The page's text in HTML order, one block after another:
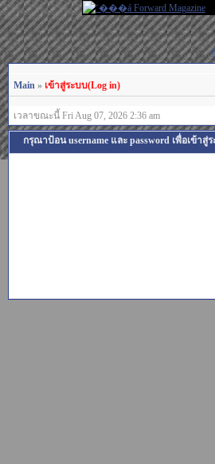
Main » เข้าสู่ระบบ(Log in)
เวลาขณะนี้ Fri Aug 07, 2026 2:36 am
กรุณาป้อน username และ password เพื่อเข้าสู่